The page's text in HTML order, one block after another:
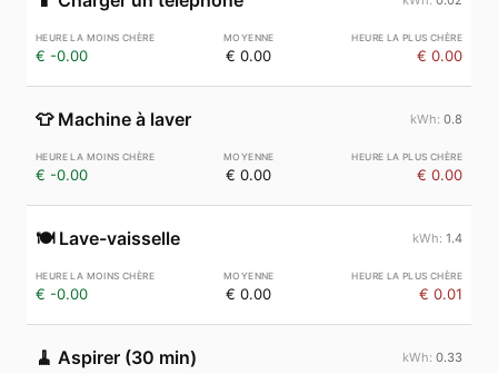
€ -0.00 € 0.00 € 0.00
👕 Machine à laver 0.8
€ -0.00 € 0.00 € 0.00
🍽️ Lave-vaisselle 1.4
€ -0.00 € 0.00 € 0.01
🧹 Aspirer (30 min) 0.33